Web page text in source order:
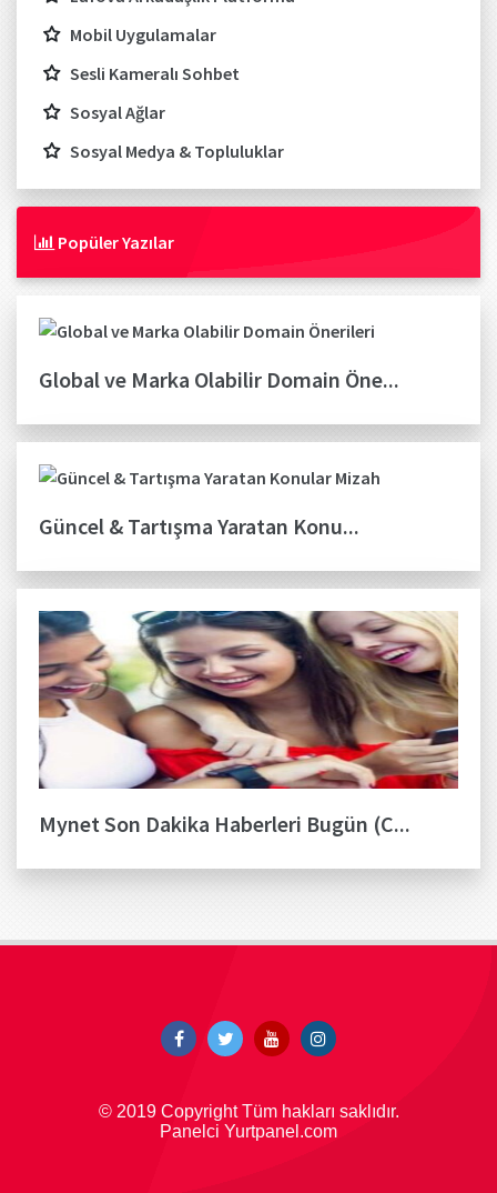
Mobil Uygulamalar
Sesli Kameralı Sohbet
Sosyal Ağlar
Sosyal Medya & Topluluklar
Popüler Yazılar
Global ve Marka Olabilir Domain Öne...
Güncel & Tartışma Yaratan Konu...
Mynet Son Dakika Haberleri Bugün (C...
© 2019 Copyright Tüm hakları saklıdır.
Panelci Yurtpanel.com